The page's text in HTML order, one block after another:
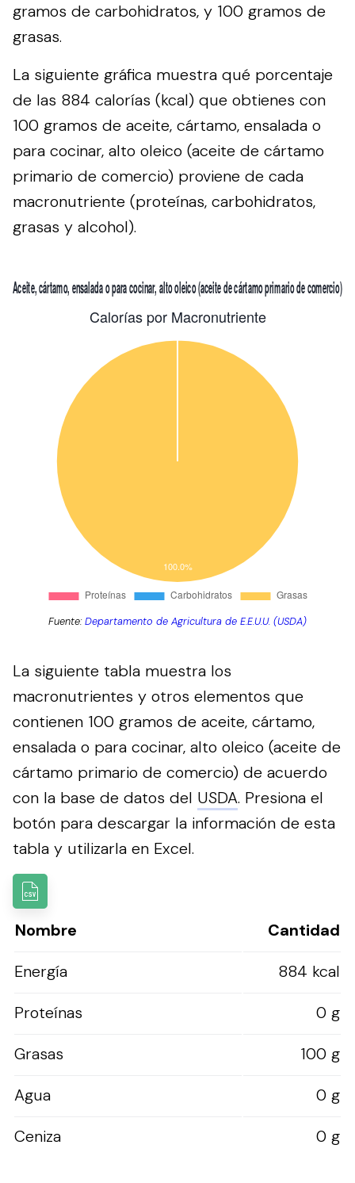
gramos de carbohidratos, y 100 gramos de
grasas.
La siguiente gráfica muestra qué porcentaje
de las 884 calorías (kcal) que obtienes con
100 gramos de aceite, cártamo, ensalada o
para cocinar, alto oleico (aceite de cártamo
primario de comercio) proviene de cada
macronutriente (proteínas, carbohidratos,
grasas y alcohol).
Fuente:Departamento de Agricultura de E.E.U.U. (USDA)
La siguiente tabla muestra los
macronutrientes y otros elementos que
contienen 100 gramos de aceite, cártamo,
ensalada o para cocinar, alto oleico (aceite de
cártamo primario de comercio) de acuerdo
con la base de datos del USDA. Presiona el
botón para descargar la información de esta
tabla y utilizarla en Excel.
Nombre
Cantidad
Energía
884 kcal
Proteínas
0 g
Grasas
100 g
Agua
0 g
Ceniza
0 g